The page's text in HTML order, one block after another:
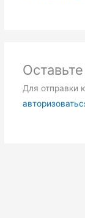
Для отправки